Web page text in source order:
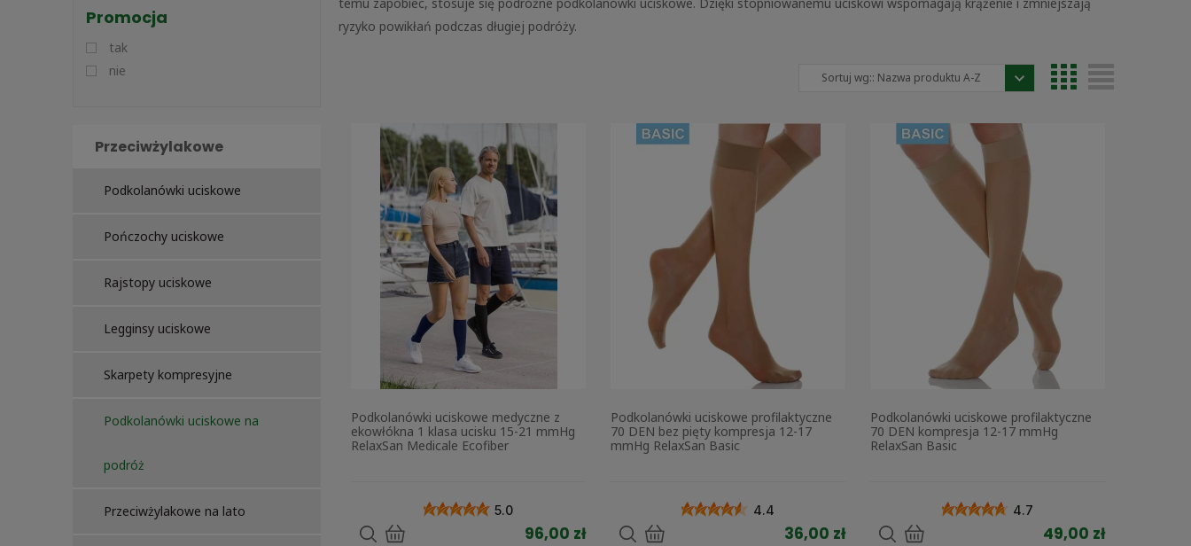
Promocja
tak
nie
Przeciwżylakowe
Podkolanówki uciskowe
Pończochy uciskowe
Rajstopy uciskowe
Legginsy uciskowe
Skarpety kompresyjne
Podkolanówki uciskowe na
podróż
Przeciwżylakowe na lato
ryzyko powikłań podczas długiej podróży.
Sortuj wg:: Nazwa produktu A-Z
Podkolanówki uciskowe medyczne z
ekowłókna 1 klasa ucisku 15-21 mmHg
RelaxSan Medicale Ecofiber
5.0
96,00 zł
Podkolanówki uciskowe profilaktyczne
70 DEN bez pięty kompresja 12-17
mmHg RelaxSan Basic
4.4
36,00 zł
Podkolanówki uciskowe profilaktyczne
70 DEN kompresja 12-17 mmHg
RelaxSan Basic
4.7
49,00 zł